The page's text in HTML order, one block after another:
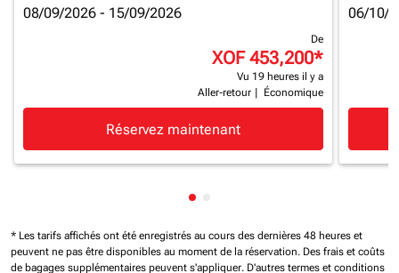
08/09/2026 - 15/09/2026
De
XOF 453,200*
Vu 19 heures il y a
Aller-retour
Économique
Réservez maintenant
06/10/
Affichage de cmp-pagination-
* Les tarifs affichés ont été enregistrés au cours des dernières 48 heures et
peuvent ne pas être disponibles au moment de la réservation. Des frais et coûts
de bagages supplémentaires peuvent s'appliquer. D'autres termes et conditions